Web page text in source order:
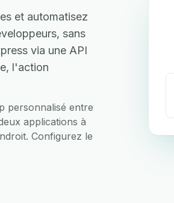
et automatisez
sans
via une API
l'action
personnalisé entre
applications à
Configurez le